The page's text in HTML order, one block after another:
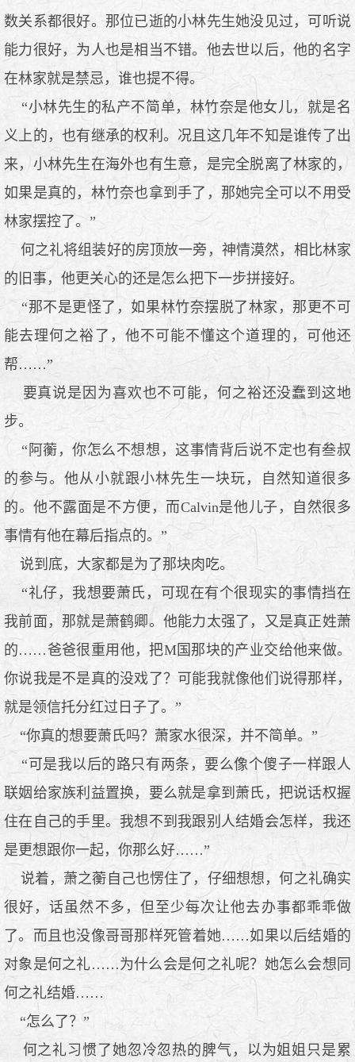
数关系都很好。那位已逝的小林先生她没见过，可听说
能力很好，为人也是相当不错。他去世以后，他的名字
在林家就是禁忌，谁也提不得。
“小林先生的私产不简单，林竹奈是他女儿，就是名
义上的，也有继承的权利。况且这几年不知是谁传了出
来，小林先生在海外也有生意，是完全脱离了林家的，
如果是真的，林竹奈也拿到手了，那她完全可以不用受
林家摆控了。”
何之礼将组装好的房顶放一旁，神情漠然，相比林家
的旧事，他更关心的还是怎么把下一步拼接好。
“那不是更怪了，如果林竹奈摆脱了林家，那更不可
能去理何之裕了，他不可能不懂这个道理的，可他还
帮……”
要真说是因为喜欢也不可能，何之裕还没蠢到这地
步。
“阿蘅，你怎么不想想，这事情背后说不定也有叁叔
的参与。他从小就跟小林先生一块玩，自然知道很多
的。他不露面是不方便，而Calvin是他儿子，自然很多
事情有他在幕后指点的。”
说到底，大家都是为了那块肉吃。
“礼仔，我想要萧氏，可现在有个很现实的事情挡在
我前面，那就是萧鹤卿。他能力太强了，又是真正姓萧
的……爸爸很重用他，把M国那块的产业交给他来做。
你说我是不是真的没戏了？可能我就像他们说得那样，
就是领信托分红过日子了。”
“你真的想要萧氏吗？萧家水很深，并不简单。”
“可是我以后的路只有两条，要么像个傻子一样跟人
联姻给家族利益置换，要么就是拿到萧氏，把说话权握
住在自己的手里。我想不到我跟别人结婚会怎样，我还
是更想跟你一起，你那么好……”
说着，萧之蘅自己也愣住了，仔细想想，何之礼确实
很好，话虽然不多，但至少每次让他去办事都乖乖做
了。而且也没像哥哥那样死管着她……如果以后结婚的
对象是何之礼……为什么会是何之礼呢？她怎么会想同
何之礼结婚……
“怎么了？”
何之礼习惯了她忽冷忽热的脾气，以为姐姐只是累